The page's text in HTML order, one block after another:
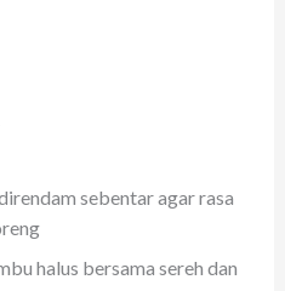
sebentar agar rasa
halus bersama sereh dan